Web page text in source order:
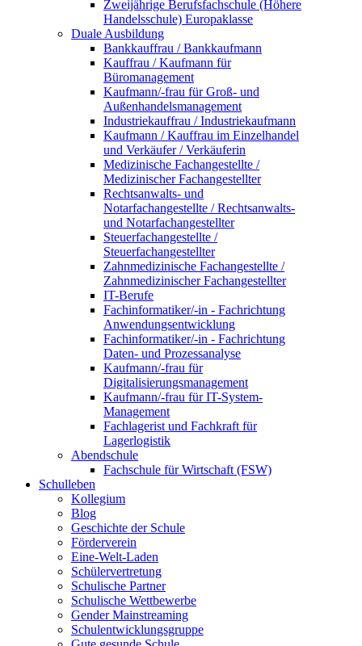
Zweijährige Berufsfachschule (Höhere
Handelsschule) Europaklasse
Duale Ausbildung
Bankkauffrau / Bankkaufmann
Kauffrau / Kaufmann für
Büromanagement
Kaufmann/-frau für Groß- und
Außenhandelsmanagement
Industriekauffrau / Industriekaufmann
Kaufmann / Kauffrau im Einzelhandel
und Verkäufer / Verkäuferin
Medizinische Fachangestellte /
Medizinischer Fachangestellter
Rechtsanwalts- und
Notarfachangestellte / Rechtsanwalts-
und Notarfachangestellter
Steuerfachangestellte /
Steuerfachangestellter
Zahnmedizinische Fachangestellte /
Zahnmedizinischer Fachangestellter
IT-Berufe
Fachinformatiker/-in - Fachrichtung
Anwendungsentwicklung
Fachinformatiker/-in - Fachrichtung
Daten- und Prozessanalyse
Kaufmann/-frau für
Digitalisierungsmanagement
Kaufmann/-frau für IT-System-
Management
Fachlagerist und Fachkraft für
Lagerlogistik
Abendschule
Fachschule für Wirtschaft (FSW)
Schulleben
Kollegium
Blog
Geschichte der Schule
Förderverein
Eine-Welt-Laden
Schülervertretung
Schulische Partner
Schulische Wettbewerbe
Gender Mainstreaming
Schulentwicklungsgruppe